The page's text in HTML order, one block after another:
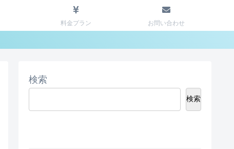
料金プラン お問い合わせ
検索
検索